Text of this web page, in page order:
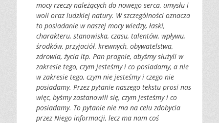
mocy rzeczy należących do nowego serca, umysłu i
woli oraz ludzkiej natury. W szczególności oznacza
to posiadanie w naszej mocy wiedzy, łaski,
charakteru, stanowiska, czasu, talentów, wpływu,
środków, przyjaciół, krewnych, obywatelstwa,
zdrowia, życia itp. Pan pragnie, abyśmy służyli w
zakresie tego, czym jesteśmy i co posiadamy, a nie
w zakresie tego, czym nie jesteśmy i czego nie
posiadamy. Przez pytanie naszego tekstu prosi nas
więc, byśmy zastanowili się, czym jesteśmy i co
posiadamy. To pytanie nie ma na celu zdobycia
przez Niego informacji, lecz ma nam coś